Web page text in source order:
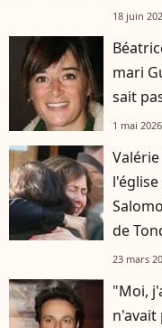
18 juin
mari
sait
1 mai 2026
de
23 mars
"Moi,
n'avait